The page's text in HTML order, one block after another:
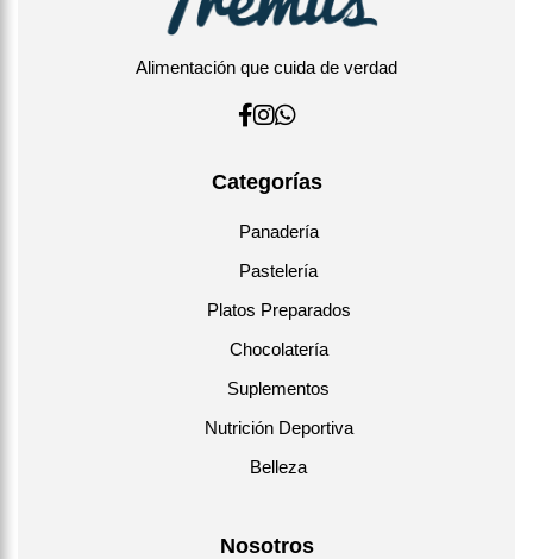
Alimentación que cuida de verdad
Categorías
Panadería
Pastelería
Platos Preparados
Chocolatería
Suplementos
Nutrición Deportiva
Belleza
Nosotros